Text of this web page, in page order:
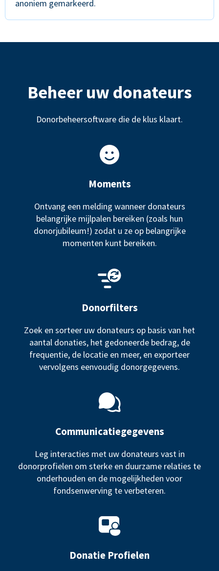
anoniem gemarkeerd.
Beheer uw donateurs
Donorbeheersoftware die de klus klaart.
Moments
Ontvang een melding wanneer donateurs
belangrijke mijlpalen bereiken (zoals hun
donorjubileum!) zodat u ze op belangrijke
momenten kunt bereiken.
Donorfilters
Zoek en sorteer uw donateurs op basis van het
aantal donaties, het gedoneerde bedrag, de
frequentie, de locatie en meer, en exporteer
vervolgens eenvoudig donorgegevens.
Communicatiegegevens
Leg interacties met uw donateurs vast in
donorprofielen om sterke en duurzame relaties te
onderhouden en de mogelijkheden voor
fondsenwerving te verbeteren.
Donatie Profielen